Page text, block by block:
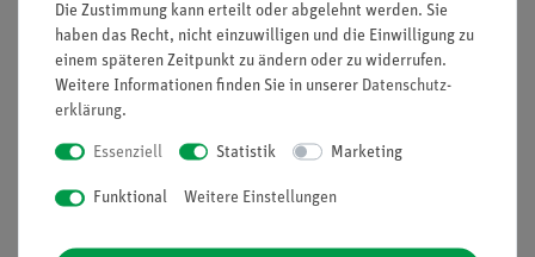
Nach oben
Informationen
Die Zustimmung kann erteilt oder abgelehnt werden. Sie
haben das Recht, nicht einzuwilligen und die Einwilligung zu
einem späteren Zeitpunkt zu ändern oder zu widerrufen.
Weitere Informationen finden Sie in unserer Daten­schutz­
erklärung.
Essenziell Statistik Marketing
Funktional Weitere Einstellungen